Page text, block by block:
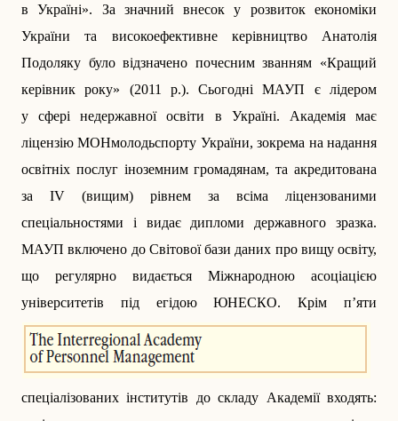
в Україні». За значний внесок у розвиток економіки
України та високоефективне керівництво Анатолія
Подоляку було відзначено почесним званням «Кращий
керівник року» (2011 р.). Сьогодні МАУП є лідером
у сфері недержавної освіти в Україні. Академія має
ліцензію МОНмолодьспорту України, зокрема на надання
освітніх послуг іноземним громадянам, та акредитована
за IV (вищим) рівнем за всіма ліцензованими
спеціальностями і видає дипломи державного зразка.
МАУП включено до Світової бази даних про вищу освіту,
що регулярно видається Міжнародною асоціацією
університетів під егідою ЮНЕСКО.Крім п’яти
спеціалізованих інститутів до складу Академії входять: